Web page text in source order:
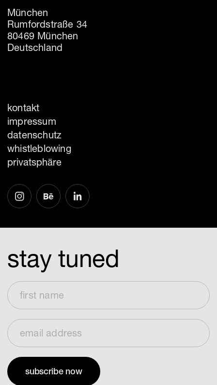
München
Rumfordstraße 34
80469 München
Deutschland
kontakt
impressum
datenschutz
whistleblowing
privatsphäre
stay tuned
First Name
Email Address
subscribe now